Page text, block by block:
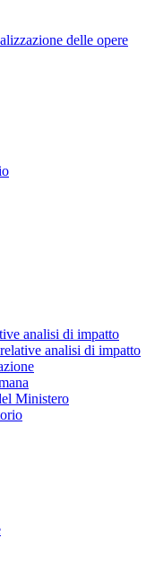
delle opere
analisi di impatto
analisi di impatto
Ministero